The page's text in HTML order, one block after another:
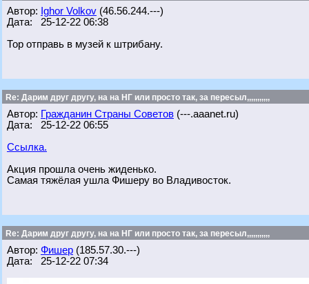
Автор: Ighor Volkov (46.56.244.---)
Дата: 25-12-22 06:38
Тор отправь в музей к штрибану.
Re: Дарим друг другу, на на НГ или просто так, за пересыл,,,,,,,,,,,
Автор: Гражданин Страны Советов (---.aaanet.ru)
Дата: 25-12-22 06:55
Ссылка.
Акция прошла очень жиденько.
Самая тяжёлая ушла Фишеру во Владивосток.
Re: Дарим друг другу, на на НГ или просто так, за пересыл,,,,,,,,,,,
Автор: Фишер (185.57.30.---)
Дата: 25-12-22 07:34